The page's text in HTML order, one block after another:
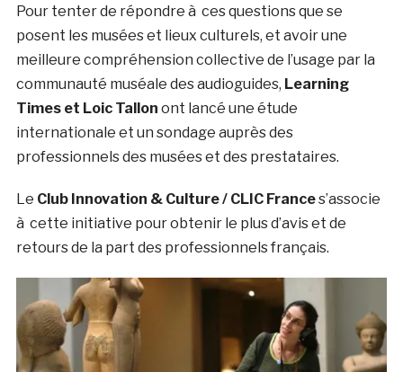
Pour tenter de répondre à ces questions que se
posent les musées et lieux culturels, et avoir une
meilleure compréhension collective de l’usage par la
communauté muséale des audioguides, Learning
Times et Loic Tallon ont lancé une étude
internationale et un sondage auprès des
professionnels des musées et des prestataires.
Le Club Innovation & Culture / CLIC Frances’associe
à cette initiative pour obtenir le plus d’avis et de
retours de la part des professionnels français.